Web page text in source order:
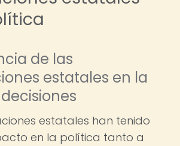
de las
estatales en la
estatales han tenido
en la política tanto a